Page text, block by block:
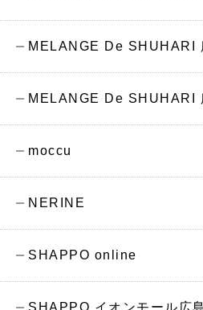
MELANGE De SHUHARI
MELANGE De SHUHARI
moccu
NERINE
SHAPPO online